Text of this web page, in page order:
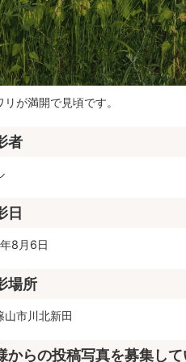
リが満開で見頃です。
者
日
8月6日
場所
山市川北新田
からの投稿写真を募集し